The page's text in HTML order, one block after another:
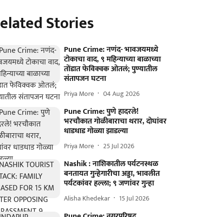
Stories
Pune Crime: नणंद- भावजयमध्ये
टोकाचा वाद, ९ महिन्याच्या बाळाच्या
तोंडात फेविक्वक ओतलं; पुण्यातील
संतापजन घटना
Priya More 04 Aug 2026
Pune Crime: पुणे हादरले!
भरचौकात गोळीबाराचा थरार, दोघांवर
धाडधाड गोळ्या झाडल्या
Priya More 25 Jul 2026
Nashik : नाशिकातील पर्यटनस्थळ
बनतायत गुन्हेगारीचा अड्डा, भावलीत
पर्यटकांवर हल्ला; ९ जणांवर गुन्हा
Alisha Khedekar 15 Jul 2026